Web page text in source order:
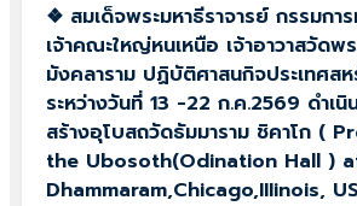
❖ สมเด็จพระมหาธีราจารย์ กรรมกา
เจ้าคณะใหญ่หนเหนือ เจ้าอาวาสวัดพ
มังคลาราม ปฏิบัติศาสนกิจประเทศสห
ระหว่างวันที่ 13 -22 ก.ค.2569 ดำเนิ
สร้างอุโบสถวัดธัมมาราม ชิคาโก (
the Ubosoth(Odination Hall )
Dhammaram,Chicago,IIIinois,